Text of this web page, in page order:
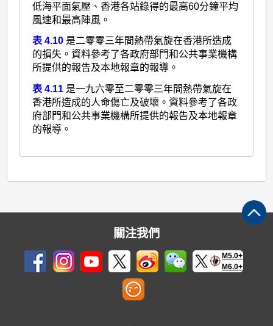
低海平面氣壓、香港各站錄得的最高60分鐘平均
風速和最高陣風。
表 4.10 是二零零三年間熱帶氣旋在香港所造成
的損失。資料參考了各政府部門和公共事業機構
所提供的報告及本地報章的報導。
表 4.11 是一九六零至二零零三年間熱帶氣旋在
香港所造成的人命傷亡及破壞。資料參考了各政
府部門和公共事業機構所提供的報告及本地報章
的報導。
關注我們
M5.0+
M6.0+